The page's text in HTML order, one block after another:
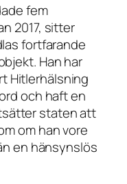
fem
2017, sitter
fortfarande
Han har
Hitlerhälsning
och haft en
staten att
om han vore
en hänsynslös